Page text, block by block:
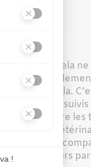
Cela
plus que cela.
faire les
faire les
l’équipe
preuve de
fera toujours